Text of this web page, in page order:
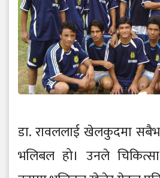
डा. रावललाई खेलकुदमा
भलिबल हो। उनले